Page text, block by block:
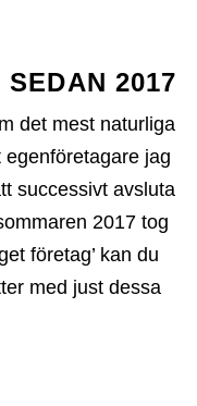
SEDAN 2017
det mest naturliga
jag
successivt avsluta
2017 tog
företag’ kan du
med just dessa